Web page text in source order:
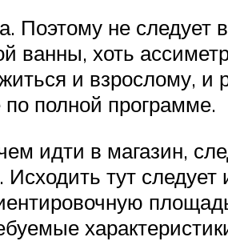
не следует
ванны, хоть
и взрослому,
по полной программе.
идти в магазин,
тут